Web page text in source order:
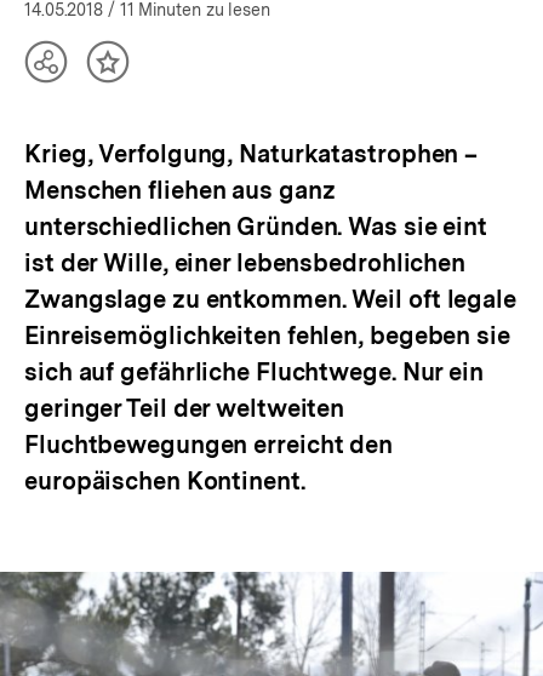
öffnen
14.05.2018 / 11 Minuten zu lesen
TeilenInhalt
Krieg, Verfolgung, Naturkatastrophen –
Menschen fliehen aus ganz
unterschiedlichen Gründen. Was sie eint
ist der Wille, einer lebensbedrohlichen
Zwangslage zu entkommen. Weil oft legale
Einreisemöglichkeiten fehlen, begeben sie
sich auf gefährliche Fluchtwege. Nur ein
geringer Teil der weltweiten
Fluchtbewegungen erreicht den
europäischen Kontinent.